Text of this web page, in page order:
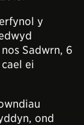
y
Sadwrn, 6
ei
ond